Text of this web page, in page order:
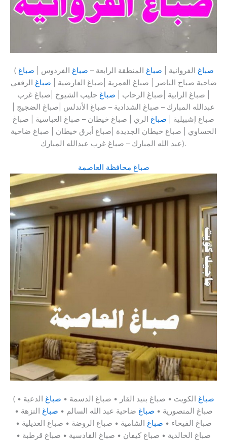
( صباغ الفروانية | صباغ المنطقة الرابعة – صباغ الفردوس | صباغ
ضاحية صباح الناصر | صباغ العمرية |صباغ العارضية | صباغ الرقعي
| صباغ الرابية |صباغ الرحاب | صباغ جليب الشيوخ |صباغ غرب
عبدالله المبارك – صباغ الشدادية – صباغ الأندلس |صباغ الضجيج |
صباغ إشبيلية | صباغ الري | صباغ خيطان – صباغ العباسية | صباغ
الحساوي | صباغ خيطان الجديدة |صباغ أبرق خيطان | صباغ ضاحية
عبد الله المبارك – صباغ غرب عبدالله المبارك).
صباغ محافظة العاصمة
( صباغ الكويت • صباغ بنيد القار • صباغ الدسمة • صباغ الدعية •
صباغ المنصورية • صباغ ضاحية عبد الله السالم • صباغ النزهة •
صباغ الفيحاء • صباغ الشامية • صباغ الروضة • صباغ العديلية •
صباغ الخالدية • صباغ كيفان • صباغ القادسية • صباغ قرطبة •